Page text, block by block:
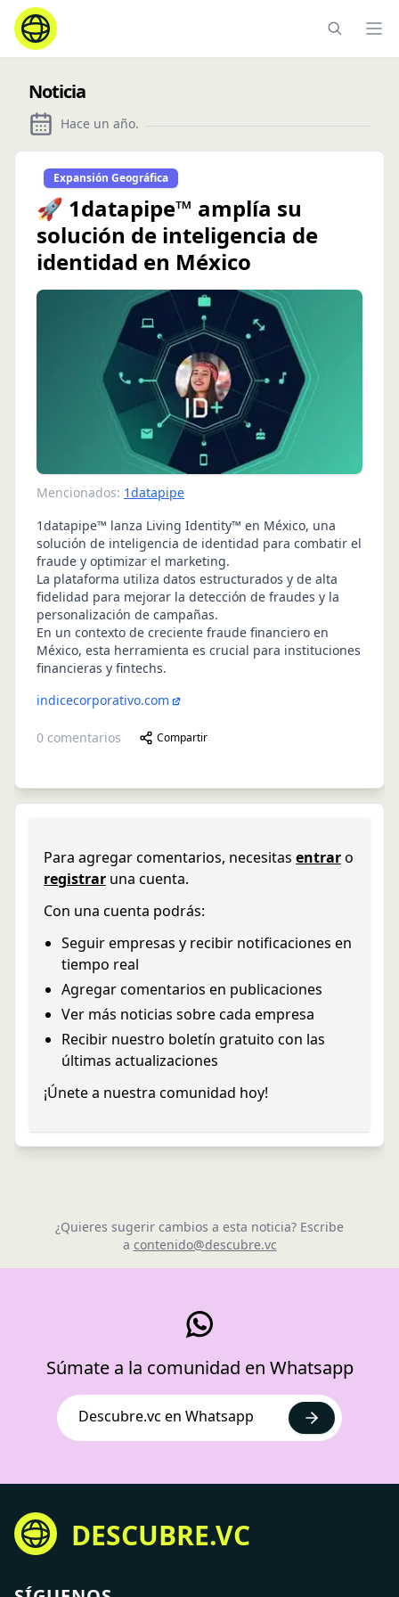
Noticia
Hace un año.
Expansión Geográfica
🚀 1datapipe™ amplía su
solución de inteligencia de
identidad en México
Mencionados: 1datapipe
1datapipe™ lanza Living Identity™ en México, una
solución de inteligencia de identidad para combatir el
fraude y optimizar el marketing.
La plataforma utiliza datos estructurados y de alta
fidelidad para mejorar la detección de fraudes y la
personalización de campañas.
En un contexto de creciente fraude financiero en
México, esta herramienta es crucial para instituciones
financieras y fintechs.
indicecorporativo.com
0 comentarios Compartir
Para agregar comentarios, necesitas entraro
registrar una cuenta.
Con una cuenta podrás:
Seguir empresas y recibir notificaciones en
tiempo real
Agregar comentarios en publicaciones
Ver más noticias sobre cada empresa
Recibir nuestro boletín gratuito con las
últimas actualizaciones
¡Únete a nuestra comunidad hoy!
¿Quieres sugerir cambios a esta noticia? Escribe
a contenido@descubre.vc
Súmate a la comunidad en Whatsapp
Descubre.vc en Whatsapp
DESCUBRE.VC